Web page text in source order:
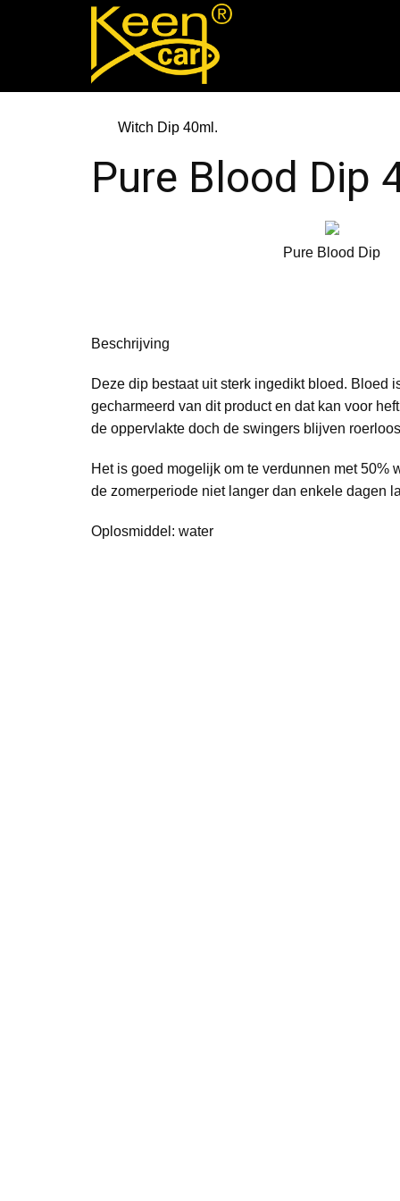
Witch Dip 40ml.
Pure Blood Dip
Pure Blood Dip
Beschrijving
Deze dip bestaat uit sterk ingedikt bloed. Bloed
gecharmeerd van dit product en dat kan voor
de oppervlakte doch de swingers blijven
Het is goed mogelijk om te verdunnen met 50%
de zomerperiode niet langer dan enkele dagen
Oplosmiddel: water